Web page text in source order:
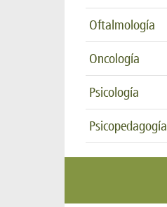
Oftalmología
Oncología
Psicología
Psicopedagogía